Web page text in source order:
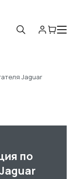
Jaguar
по